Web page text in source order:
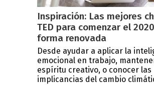
Inspiración: Las mejores
TED para comenzar el
forma renovada
Desde ayudar a aplicar la
emocional en trabajo,
espíritu creativo, o conocer las
implicancias del cambio